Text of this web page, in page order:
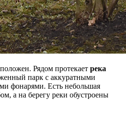
Рядом протекает река
парк с аккуратными
фонарями. Есть небольшая
а на берегу реки обустроены